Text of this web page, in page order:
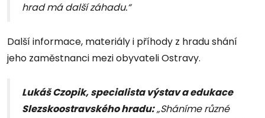
hrad má další záhadu.“
Další informace, materiály i příhody z hradu shání
jeho zaměstnanci mezi obyvateli Ostravy.
Lukáš Czopik, specialista výstav a edukace
Slezskoostravského hradu:„Sháníme různé